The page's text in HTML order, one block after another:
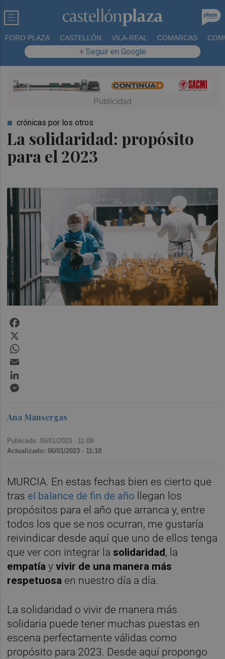
FORO PLAZA CASTELLÓN VILA-REAL COMARCAS
+ Seguir en Google
La solidaridad: propósito
para el 2023
crónicas por los otros
Ana Mansergas
Publicado: 06/01/2023 · 11:09
Actualizado: 06/01/2023 · 11:10
MURCIA. En estas fechas bien es cierto que
tras el balance de fin de año llegan los
propósitos para el año que arranca y, entre
todos los que se nos ocurran, me gustaría
reivindicar desde aquí que uno de ellos tenga
que ver con integrar lasolidaridad, la
empatíayvivir de una manera más
respetuosa en nuestro día a día.
La solidaridad o vivir de manera más
solidaria puede tener muchas puestas en
escena perfectamente válidas como
propósito para 2023. Desde aquí propongo